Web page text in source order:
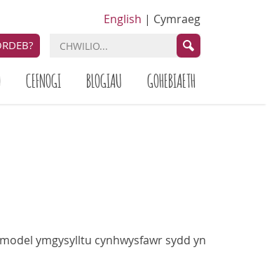
English | Cymraeg
CEFNOGI BLOGIAU GOHEBIAETH
ymgysylltu cynhwysfawr sydd yn